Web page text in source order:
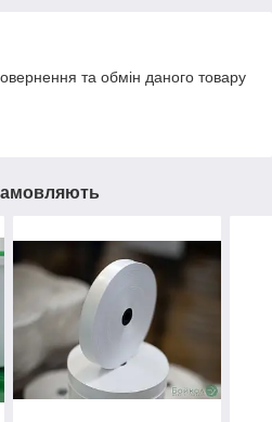
та обмін даного товару